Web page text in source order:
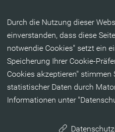
Durch die Nutzung dieser
einverstanden, dass diese
notwendie Cookies" setzt ein
Speicherung Ihrer Cookie-
Cookies akzeptieren" stimmen
statistischer Daten durch
Informationen unter